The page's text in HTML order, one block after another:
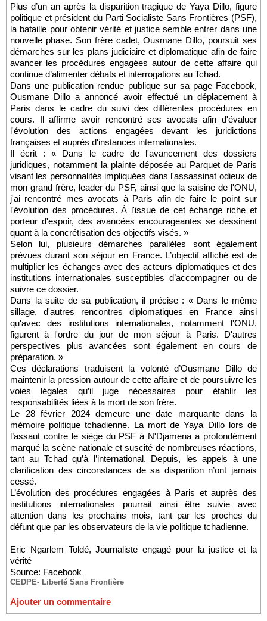
Plus d’un an après la disparition tragique de Yaya Dillo, figure
politique et président du Parti Socialiste Sans Frontières (PSF),
la bataille pour obtenir vérité et justice semble entrer dans une
nouvelle phase. Son frère cadet, Ousmane Dillo, poursuit ses
démarches sur les plans judiciaire et diplomatique afin de faire
avancer les procédures engagées autour de cette affaire qui
continue d’alimenter débats et interrogations au Tchad.
Dans une publication rendue publique sur sa page Facebook,
Ousmane Dillo a annoncé avoir effectué un déplacement à
Paris dans le cadre du suivi des différentes procédures en
cours. Il affirme avoir rencontré ses avocats afin d'évaluer
l'évolution des actions engagées devant les juridictions
françaises et auprès d'instances internationales.
Il écrit : « Dans le cadre de l'avancement des dossiers
juridiques, notamment la plainte déposée au Parquet de Paris
visant les personnalités impliquées dans l'assassinat odieux de
mon grand frère, leader du PSF, ainsi que la saisine de l'ONU,
j'ai rencontré mes avocats à Paris afin de faire le point sur
l'évolution des procédures. À l'issue de cet échange riche et
porteur d'espoir, des avancées encourageantes se dessinent
quant à la concrétisation des objectifs visés. »
Selon lui, plusieurs démarches parallèles sont également
prévues durant son séjour en France. L’objectif affiché est de
multiplier les échanges avec des acteurs diplomatiques et des
institutions internationales susceptibles d’accompagner ou de
suivre ce dossier.
Dans la suite de sa publication, il précise : « Dans le même
sillage, d'autres rencontres diplomatiques en France ainsi
qu'avec des institutions internationales, notamment l'ONU,
figurent à l'ordre du jour de mon séjour à Paris. D'autres
perspectives plus avancées sont également en cours de
préparation. »
Ces déclarations traduisent la volonté d’Ousmane Dillo de
maintenir la pression autour de cette affaire et de poursuivre les
voies légales qu’il juge nécessaires pour établir les
responsabilités liées à la mort de son frère.
Le 28 février 2024 demeure une date marquante dans la
mémoire politique tchadienne. La mort de Yaya Dillo lors de
l’assaut contre le siège du PSF à N'Djamena a profondément
marqué la scène nationale et suscité de nombreuses réactions,
tant au Tchad qu’à l’international. Depuis, les appels à une
clarification des circonstances de sa disparition n’ont jamais
cessé.
L’évolution des procédures engagées à Paris et auprès des
institutions internationales pourrait ainsi être suivie avec
attention dans les prochains mois, tant par les proches du
défunt que par les observateurs de la vie politique tchadienne.
Eric Ngarlem Toldé, Journaliste engagé pour la justice et la
vérité
Source: Facebook
CEDPE- Liberté Sans Frontière
Ajouter un commentaire